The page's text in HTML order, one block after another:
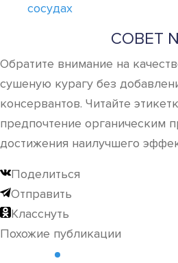
сосудах
СОВЕТ
Обратите внимание на
сушеную курагу без
консервантов. Читайте
предпочтение органическим
достижения наилучшего
Поделиться
Отправить
Класснуть
Похожие публикации